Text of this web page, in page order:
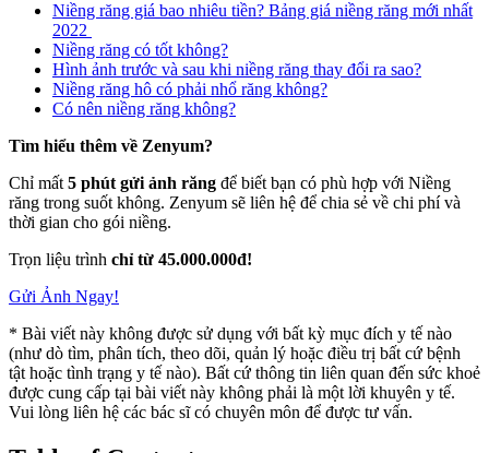
Niềng răng giá bao nhiêu tiền? Bảng giá niềng răng mới nhất
2022
Niềng răng có tốt không?
Hình ảnh trước và sau khi niềng răng thay đổi ra sao?
Niềng răng hô có phải nhổ răng không?
Có nên niềng răng không?
Tìm hiểu thêm về Zenyum?
Chỉ mất 5 phút gửi ảnh răng để biết bạn có phù hợp với Niềng
răng trong suốt không. Zenyum sẽ liên hệ để chia sẻ về chi phí và
thời gian cho gói niềng.
Trọn liệu trình chỉ từ 45.000.000đ!
Gửi Ảnh Ngay!
* Bài viết này không được sử dụng với bất kỳ mục đích y tế nào
(như dò tìm, phân tích, theo dõi, quản lý hoặc điều trị bất cứ bệnh
tật hoặc tình trạng y tế nào). Bất cứ thông tin liên quan đến sức khoẻ
được cung cấp tại bài viết này không phải là một lời khuyên y tế.
Vui lòng liên hệ các bác sĩ có chuyên môn để được tư vấn.